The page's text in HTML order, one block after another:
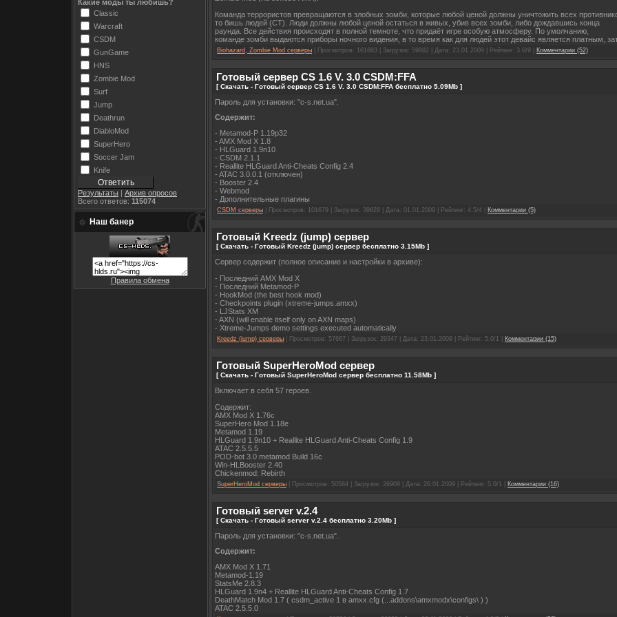
Какие моды ты любишь?
Classic
Warcraft
CSDM
GunGame
HNS
Zombie Mod
Surf
Jump
Deathrun
DiabloMod
SuperHero
Soccer Jam
Knife
Результаты | Архив опросов
Всего ответов: 115074
Наш банер
Правила обмена
Команда террористов превращаются в злобных зомби, которые любой ценой должны уничтожить всех
то бишь людей (CT). Люди должны любой ценой остаться в живых, убив всех зомби, либо дождавшись конца
раунда. Все действия происходят в полной темноте, что придаёт игре особую атмосферу. По умолчанию,
команде зомби выдаются приборы ночного видения, в то время как для людей этот девайс является платным,
Biohazard, Zombie Mod серверы | Просмотров: 161683 | Загрузок: 59882 | Дата: 23.01.2009 | Рейтинг: 3.6/9 | Комментарии (52)
Готовый сервер CS 1.6 V. 3.0 CSDM:FFA
[ Скачать - Готовый сервер CS 1.6 V. 3.0 CSDM:FFA бесплатно 5.09Mb ]
Пароль для установки: "c-s.net.ua".
Содержит:
- Metamod-P 1.19p32
- AMX Mod X 1.8
- HLGuard 1.9n10
- CSDM 2.1.1
- Reallite HLGuard Anti-Cheats Config 2.4
- ATAC 3.0.0.1 (отключен)
- Booster 2.4
- Webmod
- Дополнительные плагины
CSDM серверы | Просмотров: 101679 | Загрузок: 39828 | Дата: 01.01.2009 | Рейтинг: 4.5/4 | Комментарии (5)
Готовый Kreedz (jump) сервер
[ Скачать - Готовый Kreedz (jump) сервер бесплатно 3.15Mb ]
Сервер содержит (полное описание и настройки в архиве):
- Последний AMX Mod X
- Последний Metamod-P
- HookMod (the best hook mod)
- Checkpoints plugin (xtreme-jumps.amxx)
- LJStats XM
- AXN (will enable itself only on AXN maps)
- Xtreme-Jumps demo settings executed automatically
Kreedz (jump) серверы | Просмотров: 57667 | Загрузок: 29347 | Дата: 23.01.2009 | Рейтинг: 5.0/1 | Комментарии (15)
Готовый SuperHeroMod сервер
[ Скачать - Готовый SuperHeroMod сервер бесплатно 11.58Mb ]
Включает в себя 57 героев.
Содержит:
AMX Mod X 1.76c
SuperHero Mod 1.18e
Metamod 1.19
HLGuard 1.9n10 + Reallite HLGuard Anti-Cheats Config 1.9
ATAC 2.5.5.5
POD-bot 3.0 metamod Build 16c
Win-HLBooster 2.40
Chickenmod: Rebirth
SuperHeroMod серверы | Просмотров: 50584 | Загрузок: 26908 | Дата: 26.01.2009 | Рейтинг: 5.0/1 | Комментарии (16)
Готовый server v.2.4
[ Скачать - Готовый server v.2.4 бесплатно 3.20Mb ]
Пароль для установки: "c-s.net.ua".
Содержит:
AMX Mod X 1.71
Metamod-1.19
StatsMe 2.8.3
HLGuard 1.9n4 + Reallite HLGuard Anti-Cheats Config 1.7
DeathMatch Mod 1.7 ( csdm_active 1 в amxx.cfg (...addons\amxmodx\configs\ ) )
ATAC 2.5.5.0